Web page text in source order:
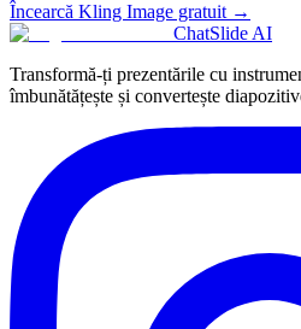
Încearcă Kling Image gratuit →
ChatSlide AI
Transformă-ți prezentările cu
îmbunătățește și convertește